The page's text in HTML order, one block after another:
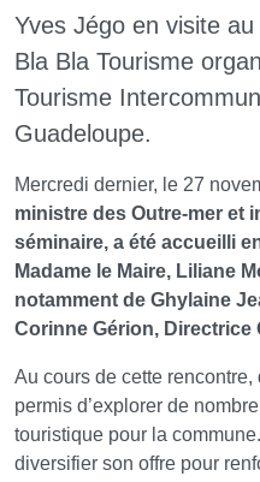
Yves Jégo en visite
Bla Bla Tourisme
Tourisme
Guadeloupe.
Mercredi dernier, le 27
ministre des Outre-mer et
séminaire, a été accueilli
Madame le Maire, Liliane
notamment de Ghylaine
Corinne Gérion, Directrice
Au cours de cette
permis d’explorer de
touristique pour la
diversifier son offre pour